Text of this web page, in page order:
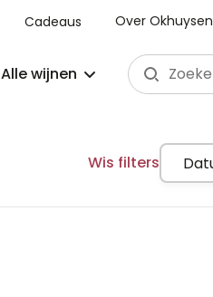
Cadeaus Over Okhuysen
Alle wijnen
Wis filters